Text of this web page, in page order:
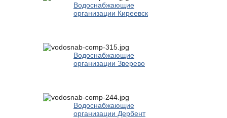
Водоснабжающие
организации Киреевск
Водоснабжающие
организации Зверево
Водоснабжающие
организации Дербент